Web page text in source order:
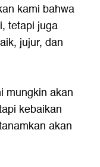
kami bahwa
tetapi juga
jujur, dan
mungkin akan
kebaikan
akan